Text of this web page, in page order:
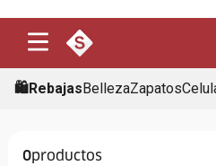
🛍️RebajasBellezaZapatos
0